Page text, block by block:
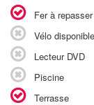
Fer à
Vélo disponible
Lecteur DVD
Piscine
Terrasse